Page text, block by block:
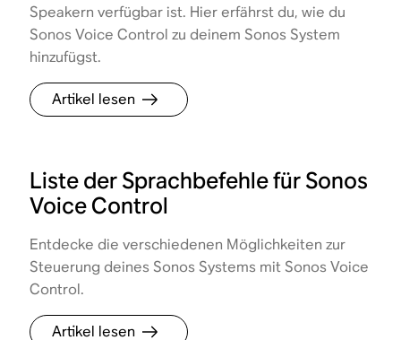
Speakern verfügbar ist. Hier erfährst du, wie du
Sonos Voice Control zu deinem Sonos System
hinzufügst.
Artikel lesen
Liste der Sprachbefehle für Sonos
Voice Control
Entdecke die verschiedenen Möglichkeiten zur
Steuerung deines Sonos Systems mit Sonos Voice
Control.
Artikel lesen